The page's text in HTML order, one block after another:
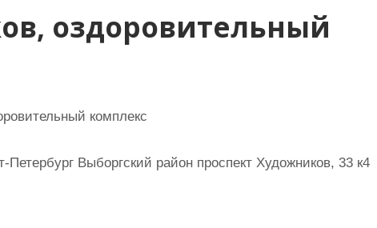
оздоровительный
комплекс
Петербург Выборгский район проспект Художников, 33 к4